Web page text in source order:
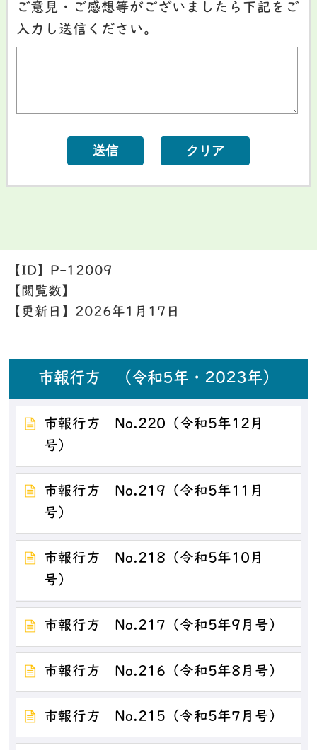
ご意見・ご感想等がございましたら下記をご
入力し送信ください。
【ID】 P-12009
【閲覧数】
【更新日】 2026年1月17日
市報行方 （令和5年・2023年）
市報行方 No.220（令和5年12月
号）
市報行方 No.219（令和5年11月
号）
市報行方 No.218（令和5年10月
号）
市報行方 No.217（令和5年9月号）
市報行方 No.216（令和5年8月号）
市報行方 No.215（令和5年7月号）